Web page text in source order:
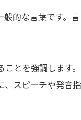
般的な言葉です。言
とを強調します。
、スピーチや発音指